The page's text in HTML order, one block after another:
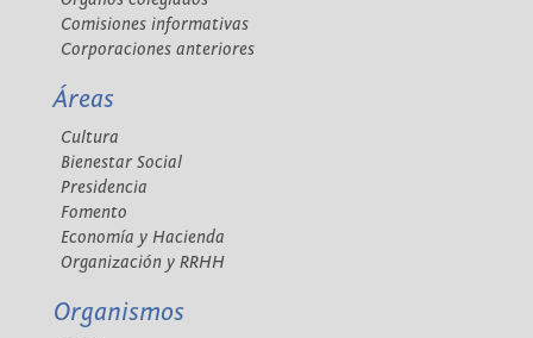
Comisiones informativas
Corporaciones anteriores
Áreas
Cultura
Bienestar Social
Presidencia
Fomento
Economía y Hacienda
Organización y RRHH
Organismos